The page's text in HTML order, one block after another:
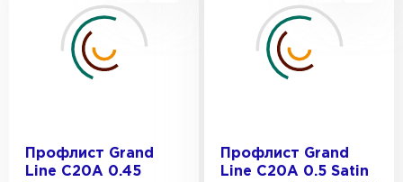
Профлист Grand
Line C20А 0.45
Профлист Grand
Line C20А 0.5 Satin